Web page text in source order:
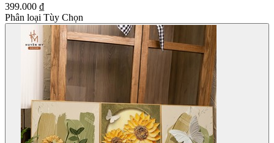
399.000 ₫
Phân loại Tùy Chọn